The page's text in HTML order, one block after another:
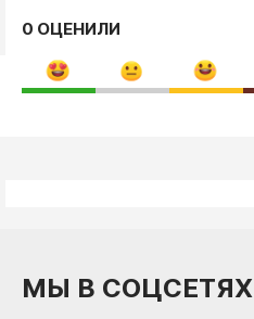
0 ОЦЕНИЛИ
МЫ В СОЦСЕТЯХ